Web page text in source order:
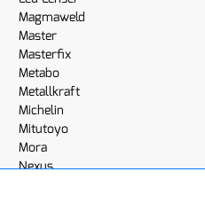
Magmaweld
Master
Masterfix
Metabo
Metallkraft
Michelin
Mitutoyo
Mora
Nexus